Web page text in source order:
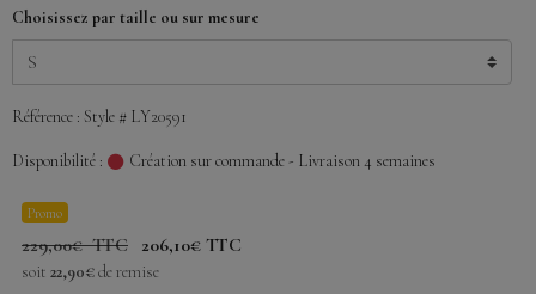
Choisissez par taille ou sur mesure
Référence : Style # LY20591
Disponibilité : Création sur commande - Livraison 4 semaines
Promo
229,00€ TTC 206,10€ TTC
soit 22,90€de remise